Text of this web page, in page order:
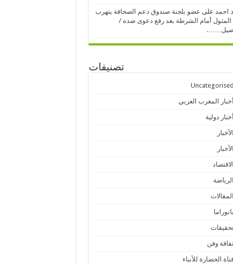
احمد على عضو بلجنة صندوق دعم الصحافة يتهرب
أمام الشرطة بعد رفع دعوى ضده /
تصنيفات
Uncategorised
أخبار المغرب العربي
أخبار دولية
الأخبار
الأخبار
الاقتصاد
الرياضة
المقالات
بانوراما
وفن
الحضارة للأنباء